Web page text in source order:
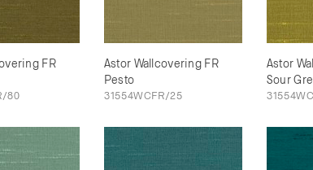
FR
80
Astor Wallcovering FR
Pesto
31554WCFR/25
Astor
Sour